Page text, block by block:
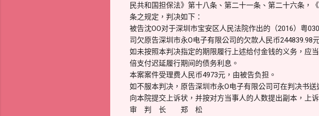
民共和国担保法》第十八条、第二十一条、第二十六条，
条之规定，判决如下：
被告沈OO对于深圳市宝安区人民法院作出的（2016）粤
司欠原告深圳市永O电子有限公司的欠款人民币244839.98
如未按照本判决指定的期限履行上述给付金钱的义务，应
倍支付迟延履行期间的债务利息。
本案案件受理费人民币4973元，由被告负担。
如不服本判决，原告深圳市永O电子有限公司可在判决书
向本院提交上诉状，并按对方当事人的人数提出副本，上
审 判 长 郑 松